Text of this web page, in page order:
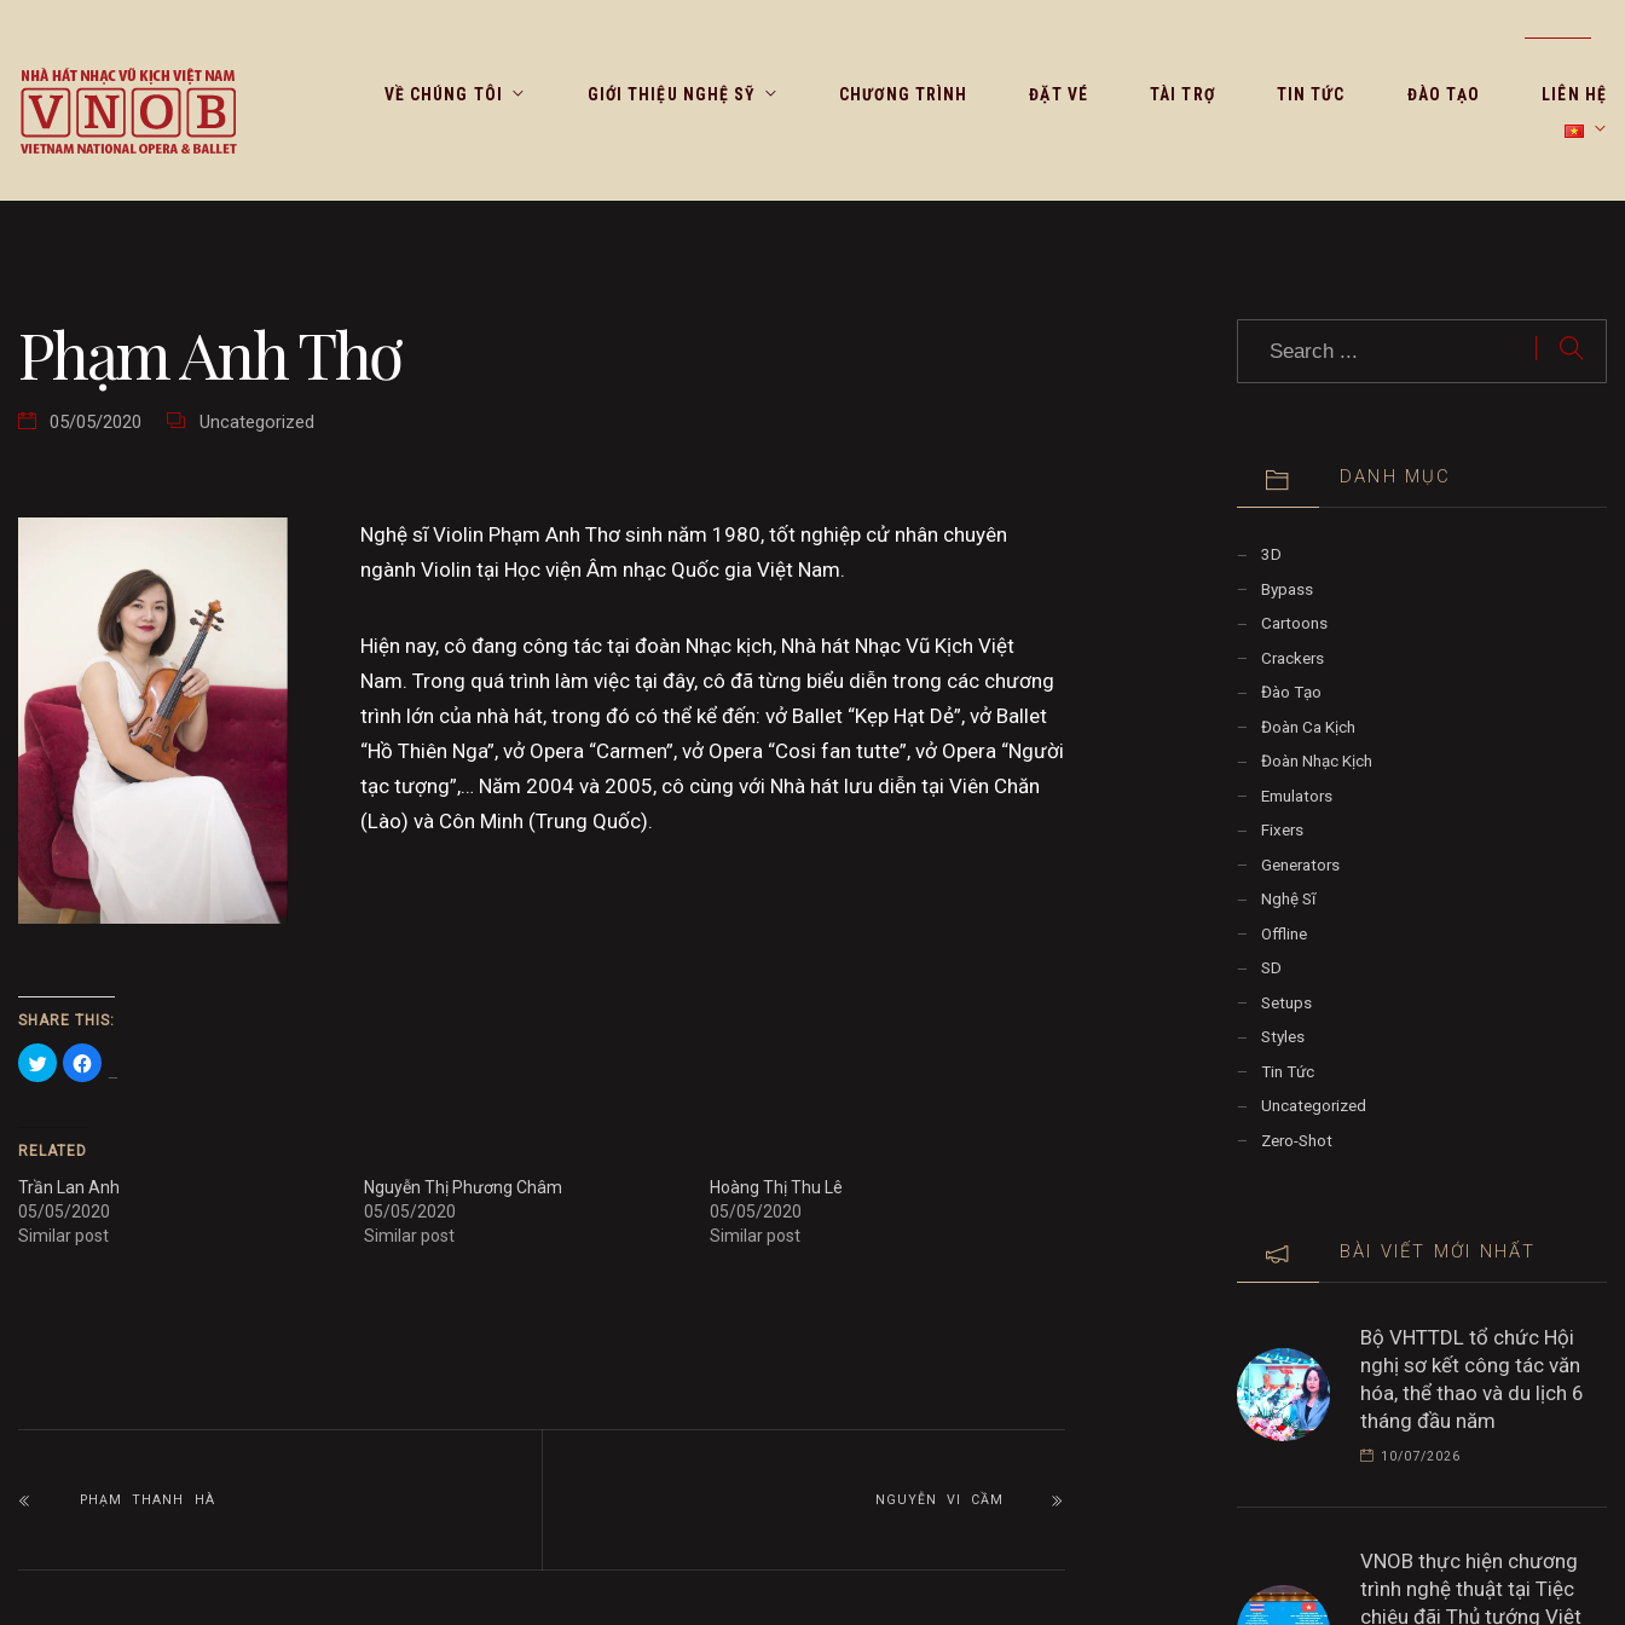
VỀ CHÚNG TÔI GIỚI THIỆU NGHỆ SỸ CHƯƠNG TRÌNH ĐẶT VÉ TÀI TRỢ TIN TỨC ĐÀO TẠO LIÊN HỆ
Phạm Anh Thơ
05/05/2020 Uncategorized
Nghệ sĩ Violin Phạm Anh Thơ sinh năm 1980, tốt nghiệp cử nhân chuyên
ngành Violin tại Học viện Âm nhạc Quốc gia Việt Nam.
Hiện nay, cô đang công tác tại đoàn Nhạc kịch, Nhà hát Nhạc Vũ Kịch Việt
Nam. Trong quá trình làm việc tại đây, cô đã từng biểu diễn trong các chương
trình lớn của nhà hát, trong đó có thể kể đến: vở Ballet “Kẹp Hạt Dẻ”, vở Ballet
“Hồ Thiên Nga”, vở Opera “Carmen”, vở Opera “Cosi fan tutte”, vở Opera “Người
tạc tượng”,… Năm 2004 và 2005, cô cùng với Nhà hát lưu diễn tại Viên Chăn
(Lào) và Côn Minh (Trung Quốc).
SHARE THIS:
Click
to
share
in
new
window)
Click
to
window)
RELATED
Trần Lan Anh
05/05/2020
Similar post
Nguyễn Thị Phương Châm
05/05/2020
Similar post
Hoàng Thị Thu Lê
05/05/2020
Similar post
PHẠM THANH HÀ NGUYỄN VI CẦM
DANH MỤC
3D
Bypass
Cartoons
Crackers
Đào Tạo
Đoàn Ca Kịch
Đoàn Nhạc Kịch
Emulators
Fixers
Generators
Nghệ Sĩ
Offline
SD
Setups
Styles
Tin Tức
Uncategorized
Zero-Shot
BÀI VIẾT MỚI NHẤT
Bộ VHTTDL tổ chức Hội
nghị sơ kết công tác văn
hóa, thể thao và du lịch 6
tháng đầu năm
10/07/2026
VNOB thực hiện chương
trình nghệ thuật tại Tiệc
chiêu đãi Thủ tướng Việt